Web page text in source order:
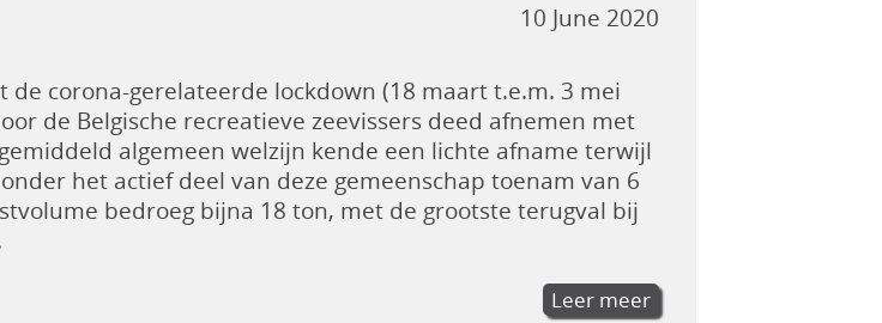
10 June 2020
de corona-gerelateerde lockdown (18 maart t.e.m. 3 mei
de Belgische recreatieve zeevissers deed afnemen met
algemeen welzijn kende een lichte afname terwijl
het actief deel van deze gemeenschap toenam van 6
bedroeg bijna 18 ton, met de grootste terugval bij
Leer meer